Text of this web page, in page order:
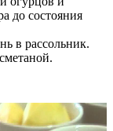
до состояния
в рассольник.